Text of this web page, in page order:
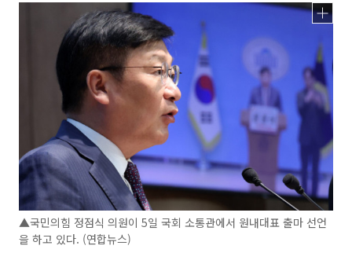
▲국민의힘 정점식 의원이 5일 국회 소통관에서 원내대표 출마 선언
을 하고 있다. (연합뉴스)